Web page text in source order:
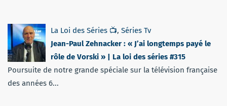
La Loi des Séries 📺, Séries Tv
Jean-Paul Zehnacker : « J’ai longtemps payé le
rôle de Vorski » | La loi des séries #315
Poursuite de notre grande spéciale sur la télévision française
des années 6...